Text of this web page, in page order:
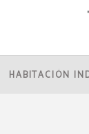
HABITACIÓN